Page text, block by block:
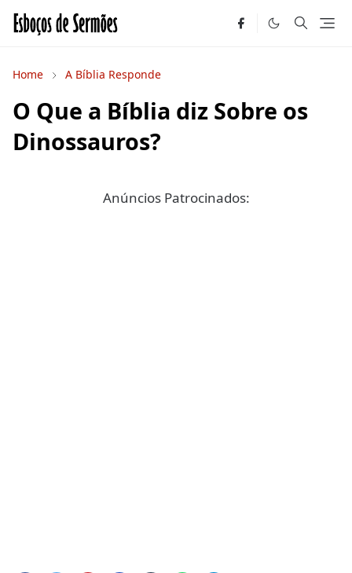
Home A Bíblia Responde
O Que a Bíblia diz Sobre os
Dinossauros?
Anúncios Patrocinados: